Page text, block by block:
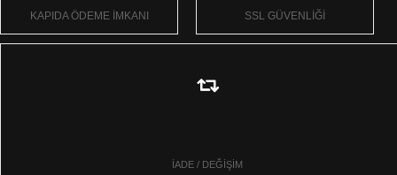
KAPIDA ÖDEME İMKANI SSL GÜVENLİĞİ
İADE / DEĞİŞİM